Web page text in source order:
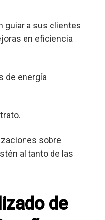
guiar a sus clientes
en eficiencia
de energía
sobre
al tanto de las
de